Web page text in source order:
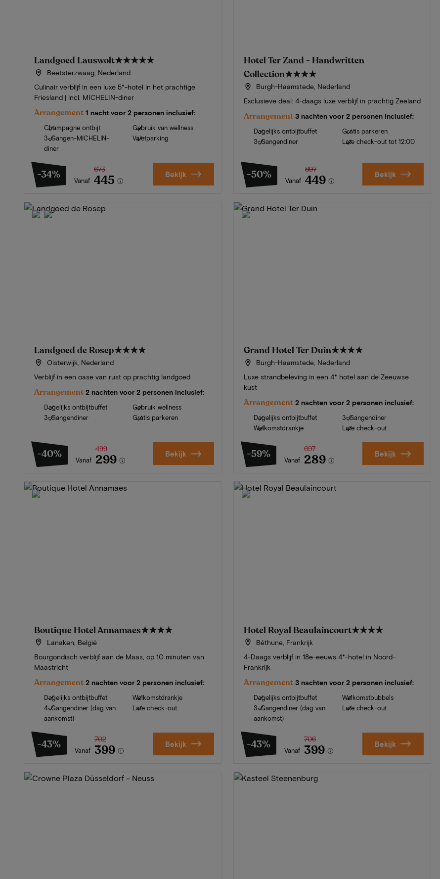
Landgoed Lauswolt★★★★★
Beetsterzwaag, Nederland
Culinair verblijf in een luxe 5*-hotel in het prachtige
Friesland | incl. MICHELIN-diner
Arrangement 1 nacht voor 2 personen inclusief:
Champagne ontbijt
3-Gangen-MICHELIN-
diner
Gebruik van wellness
Valetparking
-34% Vanaf
673
445 Bekijk
Hotel Ter Zand - Handwritten
Collection★★★★
Burgh-Haamstede, Nederland
Exclusieve deal: 4-daags luxe verblijf in prachtig Zeeland
Arrangement 3 nachten voor 2 personen inclusief:
Dagelijks ontbijtbuffet
3-Gangendiner
Gratis parkeren
Late check-out tot 12:00
-50% Vanaf
897
449 Bekijk
Landgoed de Rosep★★★★
Oisterwijk, Nederland
Verblijf in een oase van rust op prachtig landgoed
Arrangement 2 nachten voor 2 personen inclusief:
Dagelijks ontbijtbuffet
3-Gangendiner
Gebruik wellness
Gratis parkeren
-40% Vanaf
499
299 Bekijk
Grand Hotel Ter Duin★★★★
Burgh-Haamstede, Nederland
Luxe strandbeleving in een 4* hotel aan de Zeeuwse
kust
Arrangement 2 nachten voor 2 personen inclusief:
Dagelijks ontbijtbuffet
Welkomstdrankje
3-Gangendiner
Late check-out
-59% Vanaf
697
289 Bekijk
Boutique Hotel Annamaes★★★★
Lanaken, België
Bourgondisch verblijf aan de Maas, op 10 minuten van
Maastricht
Arrangement 2 nachten voor 2 personen inclusief:
Dagelijks ontbijtbuffet
4-Gangendiner (dag van
aankomst)
Welkomstdrankje
Late check-out
-43% Vanaf
702
399 Bekijk
Hotel Royal Beaulaincourt★★★★
Béthune, Frankrijk
4-Daags verblijf in 18e-eeuws 4*-hotel in Noord-
Frankrijk
Arrangement 3 nachten voor 2 personen inclusief:
Dagelijks ontbijtbuffet
3-Gangendiner (dag van
aankomst)
Welkomstbubbels
Late check-out
-43% Vanaf
706
399 Bekijk